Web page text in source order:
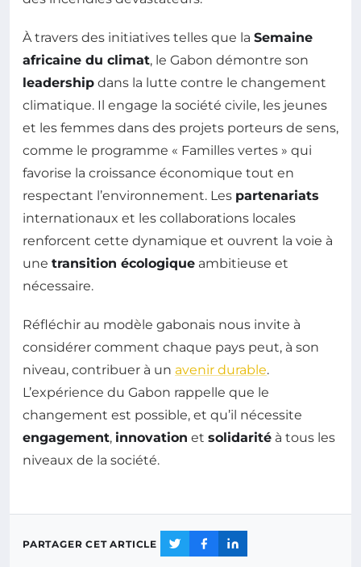
À travers des initiatives telles que la Semaine
africaine du climat, le Gabon démontre son
leadership dans la lutte contre le changement
climatique. Il engage la société civile, les jeunes
et les femmes dans des projets porteurs de sens,
comme le programme « Familles vertes » qui
favorise la croissance économique tout en
respectant l’environnement. Les partenariats
internationaux et les collaborations locales
renforcent cette dynamique et ouvrent la voie à
une transition écologique ambitieuse et
nécessaire.
Réfléchir au modèle gabonais nous invite à
considérer comment chaque pays peut, à son
niveau, contribuer à un avenir durable.
L’expérience du Gabon rappelle que le
changement est possible, et qu’il nécessite
engagement, innovation et solidarité à tous les
niveaux de la société.
PARTAGER CET ARTICLE